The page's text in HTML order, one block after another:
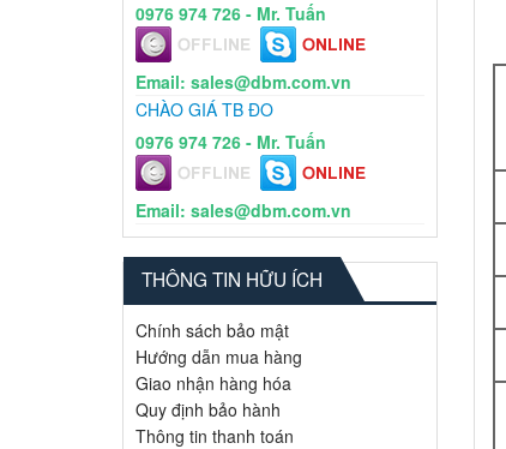
0976 974 726 - Mr. Tuấn
Email: sales@dbm.com.vn
CHÀO GIÁ TB ĐO
0976 974 726 - Mr. Tuấn
Email: sales@dbm.com.vn
THÔNG TIN HỮU ÍCH
Chính sách bảo mật
Hướng dẫn mua hàng
Giao nhận hàng hóa
Quy định bảo hành
Thông tin thanh toán